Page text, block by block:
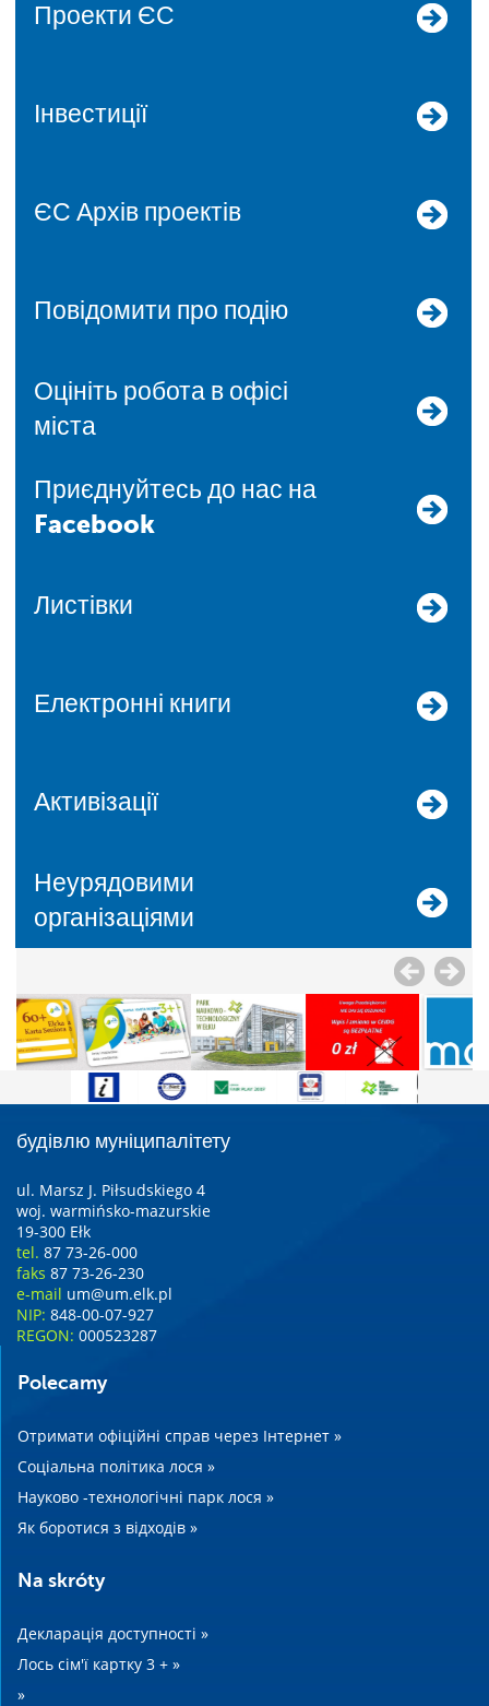
Проекти ЄС
Інвестиції
ЄС Архів проектів
Повідомити про подію
Оцініть робота в офісі
міста
Приєднуйтесь до нас на
Facebook
Листівки
Електронні книги
Активізації
Неурядовими
організаціями
будівлю муніципалітету
ul. Marsz J. Piłsudskiego 4
woj. warmińsko-mazurskie
19-300 Ełk
tel. 87 73-26-000
faks 87 73-26-230
e-mail um@um.elk.pl
NIP: 848-00-07-927
REGON: 000523287
Polecamy
Отримати офіційні справ через Інтернет »
Соціальна політика лося »
Науково -технологічні парк лося »
Як боротися з відходів »
Na skróty
Декларація доступності »
Лось сім'ї картку 3 + »
»